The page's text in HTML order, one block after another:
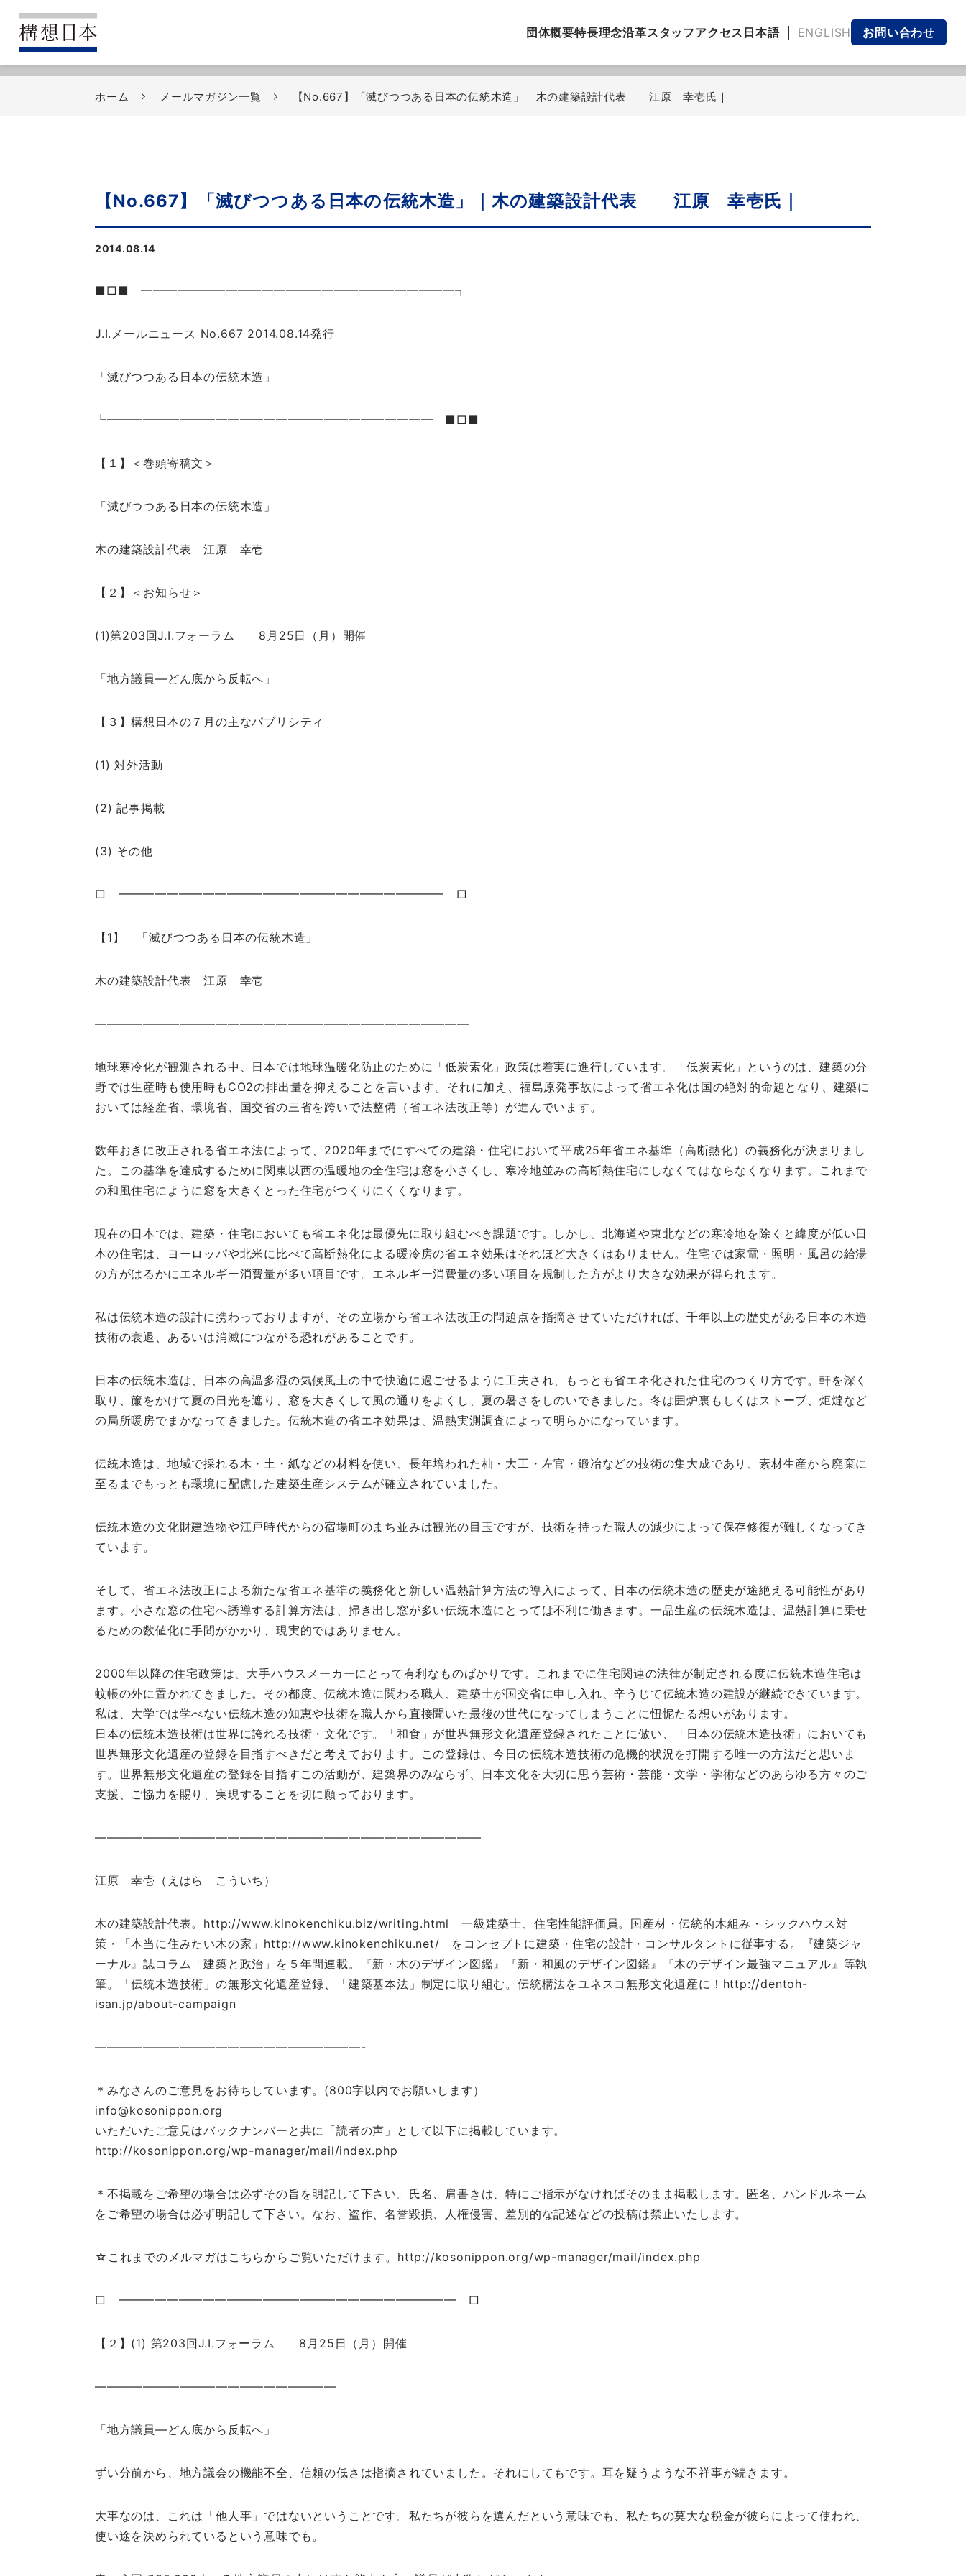
団体概要特長理念沿革スタッフアクセス 日本語 ENGLISH お問い合わせ
ホーム メールマガジン一覧 【No.667】「滅びつつある日本の伝統木造」｜木の建築設計代表 江原 幸壱氏｜
【No.667】「滅びつつある日本の伝統木造」｜木の建築設計代表 江原 幸壱氏｜
2014.08.14
■□■ ━━━━━━━━━━━━━━━━━━━━━━━━━━┓
J.I.メールニュース No.667 2014.08.14発行
「滅びつつある日本の伝統木造」
┗━━━━━━━━━━━━━━━━━━━━━━━━━━━ ■□■
【１】＜巻頭寄稿文＞
「滅びつつある日本の伝統木造」
木の建築設計代表 江原 幸壱
【２】＜お知らせ＞
(1)第203回J.I.フォーラム 8月25日（月）開催
「地方議員―どん底から反転へ」
【３】構想日本の７月の主なパブリシティ
(1) 対外活動
(2) 記事掲載
(3) その他
□ ━━━━━━━━━━━━━━━━━━━━━━━━━━━ □
【1】 「滅びつつある日本の伝統木造」
木の建築設計代表 江原 幸壱
―――――――――――――――――――――――――――――――
地球寒冷化が観測される中、日本では地球温暖化防止のために「低炭素化」政策は着実に進行しています。「低炭素化」というのは、建築の分
野では生産時も使用時もCO2の排出量を抑えることを言います。それに加え、福島原発事故によって省エネ化は国の絶対的命題となり、建築に
おいては経産省、環境省、国交省の三省を跨いで法整備（省エネ法改正等）が進んでいます。
数年おきに改正される省エネ法によって、2020年までにすべての建築・住宅において平成25年省エネ基準（高断熱化）の義務化が決まりまし
た。この基準を達成するために関東以西の温暖地の全住宅は窓を小さくし、寒冷地並みの高断熱住宅にしなくてはならなくなります。これまで
の和風住宅にように窓を大きくとった住宅がつくりにくくなります。
現在の日本では、建築・住宅においても省エネ化は最優先に取り組むべき課題です。しかし、北海道や東北などの寒冷地を除くと緯度が低い日
本の住宅は、ヨーロッパや北米に比べて高断熱化による暖冷房の省エネ効果はそれほど大きくはありません。住宅では家電・照明・風呂の給湯
の方がはるかにエネルギー消費量が多い項目です。エネルギー消費量の多い項目を規制した方がより大きな効果が得られます。
私は伝統木造の設計に携わっておりますが、その立場から省エネ法改正の問題点を指摘させていただければ、千年以上の歴史がある日本の木造
技術の衰退、あるいは消滅につながる恐れがあることです。
日本の伝統木造は、日本の高温多湿の気候風土の中で快適に過ごせるように工夫され、もっとも省エネ化された住宅のつくり方です。軒を深く
取り、簾をかけて夏の日光を遮り、窓を大きくして風の通りをよくし、夏の暑さをしのいできました。冬は囲炉裏もしくはストーブ、炬燵など
の局所暖房でまかなってきました。伝統木造の省エネ効果は、温熱実測調査によって明らかになっています。
伝統木造は、地域で採れる木・土・紙などの材料を使い、長年培われた杣・大工・左官・鍛冶などの技術の集大成であり、素材生産から廃棄に
至るまでもっとも環境に配慮した建築生産システムが確立されていました。
伝統木造の文化財建造物や江戸時代からの宿場町のまち並みは観光の目玉ですが、技術を持った職人の減少によって保存修復が難しくなってき
ています。
そして、省エネ法改正による新たな省エネ基準の義務化と新しい温熱計算方法の導入によって、日本の伝統木造の歴史が途絶える可能性があり
ます。小さな窓の住宅へ誘導する計算方法は、掃き出し窓が多い伝統木造にとっては不利に働きます。一品生産の伝統木造は、温熱計算に乗せ
るための数値化に手間がかかり、現実的ではありません。
2000年以降の住宅政策は、大手ハウスメーカーにとって有利なものばかりです。これまでに住宅関連の法律が制定される度に伝統木造住宅は
蚊帳の外に置かれてきました。その都度、伝統木造に関わる職人、建築士が国交省に申し入れ、辛うじて伝統木造の建設が継続できています。
私は、大学では学べない伝統木造の知恵や技術を職人から直接聞いた最後の世代になってしまうことに忸怩たる想いがあります。
日本の伝統木造技術は世界に誇れる技術・文化です。「和食」が世界無形文化遺産登録されたことに倣い、「日本の伝統木造技術」においても
世界無形文化遺産の登録を目指すべきだと考えております。この登録は、今日の伝統木造技術の危機的状況を打開する唯一の方法だと思いま
す。世界無形文化遺産の登録を目指すこの活動が、建築界のみならず、日本文化を大切に思う芸術・芸能・文学・学術などのあらゆる方々のご
支援、ご協力を賜り、実現することを切に願っております。
――――――――――――――――――――――――――――――――
江原 幸壱（えはら こういち）
木の建築設計代表。http://www.kinokenchiku.biz/writing.html 一級建築士、住宅性能評価員。国産材・伝統的木組み・シックハウス対
策・「本当に住みたい木の家」http://www.kinokenchiku.net/ をコンセプトに建築・住宅の設計・コンサルタントに従事する。『建築ジャ
ーナル』誌コラム「建築と政治」を５年間連載。『新・木のデザイン図鑑』『新・和風のデザイン図鑑』『木のデザイン最強マニュアル』等執
筆。「伝統木造技術」の無形文化遺産登録、「建築基本法」制定に取り組む。伝統構法をユネスコ無形文化遺産に！http://dentoh-
isan.jp/about-campaign
——————————————————————-
＊みなさんのご意見をお待ちしています。(800字以内でお願いします）
info@kosonippon.org
いただいたご意見はバックナンバーと共に「読者の声」として以下に掲載しています。
http://kosonippon.org/wp-manager/mail/index.php
＊不掲載をご希望の場合は必ずその旨を明記して下さい。氏名、肩書きは、特にご指示がなければそのまま掲載します。匿名、ハンドルネーム
をご希望の場合は必ず明記して下さい。なお、盗作、名誉毀損、人権侵害、差別的な記述などの投稿は禁止いたします。
☆これまでのメルマガはこちらからご覧いただけます。http://kosonippon.org/wp-manager/mail/index.php
□ ━━━━━━━━━━━━━━━━━━━━━━━━━━━━ □
【２】(1) 第203回J.I.フォーラム 8月25日（月）開催
————————————————————
「地方議員―どん底から反転へ」
ずい分前から、地方議会の機能不全、信頼の低さは指摘されていました。それにしてもです。耳を疑うような不祥事が続きます。
大事なのは、これは「他人事」ではないということです。私たちが彼らを選んだという意味でも、私たちの莫大な税金が彼らによって使われ、
使い途を決められているという意味でも。